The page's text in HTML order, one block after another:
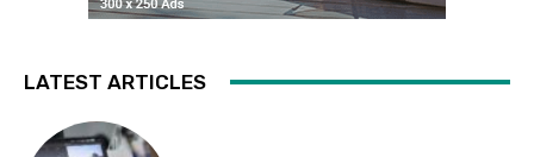
LATEST ARTICLES